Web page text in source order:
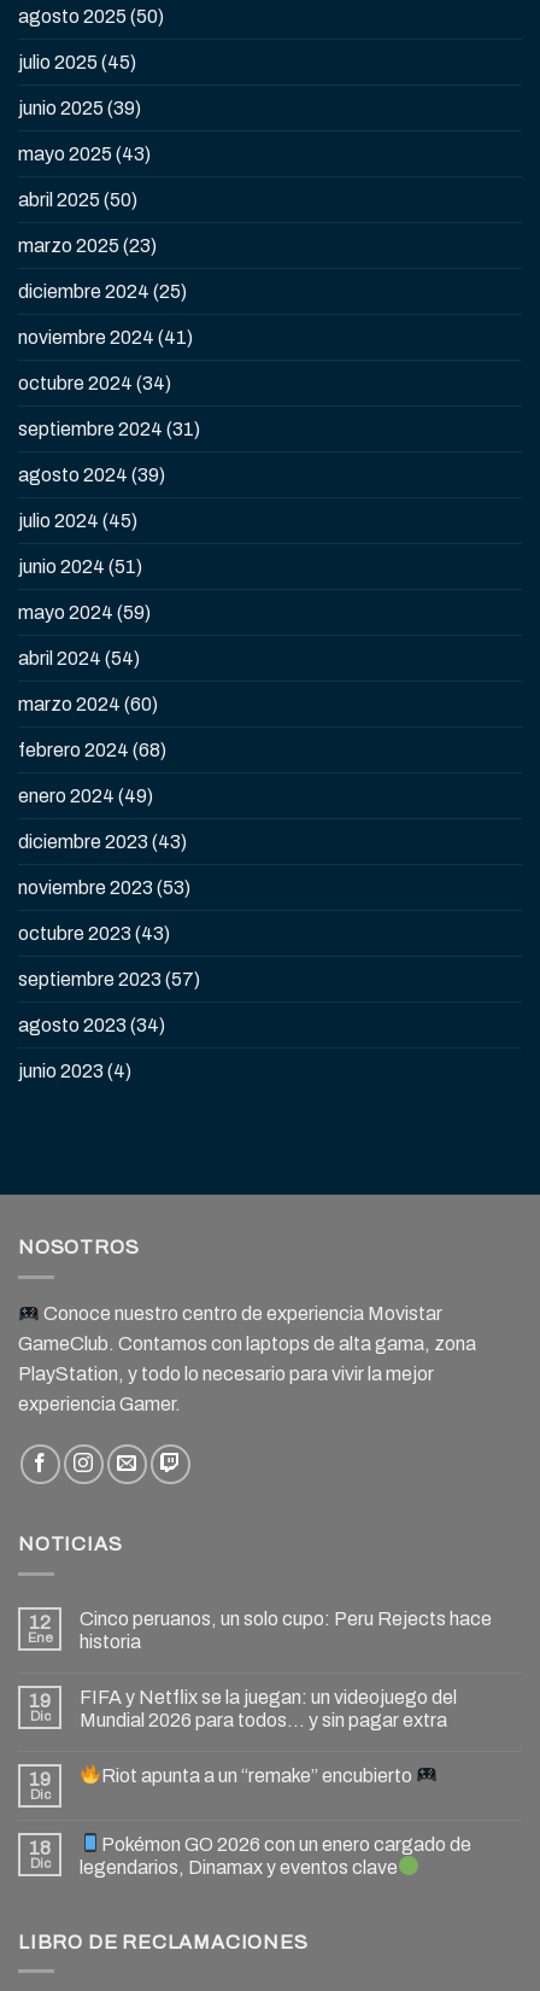
agosto 2025 (50)
julio 2025 (45)
junio 2025 (39)
mayo 2025 (43)
abril 2025 (50)
marzo 2025 (23)
diciembre 2024 (25)
noviembre 2024 (41)
octubre 2024 (34)
septiembre 2024 (31)
agosto 2024 (39)
julio 2024 (45)
junio 2024 (51)
mayo 2024 (59)
abril 2024 (54)
marzo 2024 (60)
febrero 2024 (68)
enero 2024 (49)
diciembre 2023 (43)
noviembre 2023 (53)
octubre 2023 (43)
septiembre 2023 (57)
agosto 2023 (34)
junio 2023 (4)
NOSOTROS
Conoce nuestro centro de experiencia Movistar
GameClub. Contamos con laptops de alta gama, zona
PlayStation, y todo lo necesario para vivir la mejor
experiencia Gamer.
NOTICIAS
12
Ene
Cinco peruanos, un solo cupo: Peru Rejects hace
historia
19
Dic
FIFA y Netflix se la juegan: un videojuego del
Mundial 2026 para todos… y sin pagar extra
19
Dic
Riot apunta a un “remake” encubierto
18
Dic
Pokémon GO 2026 con un enero cargado de
legendarios, Dinamax y eventos clave
LIBRO DE RECLAMACIONES